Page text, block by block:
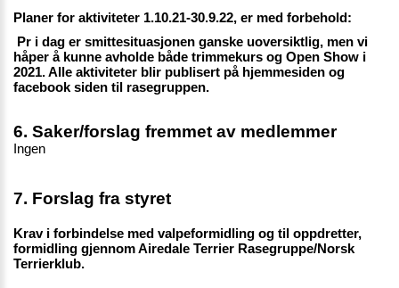
Planer for aktiviteter 1.10.21-30.9.22, er med forbehold:
Pr i dag er smittesituasjonen ganske uoversiktlig, men vi
håper å kunne avholde både trimmekurs og Open Show i
2021. Alle aktiviteter blir publisert på hjemmesiden og
facebook siden til rasegruppen.
6. Saker/forslag fremmet av medlemmer
Ingen
7. Forslag fra styret
Krav i forbindelse med valpeformidling og til oppdretter,
formidling gjennom Airedale Terrier Rasegruppe/Norsk
Terrierklub.